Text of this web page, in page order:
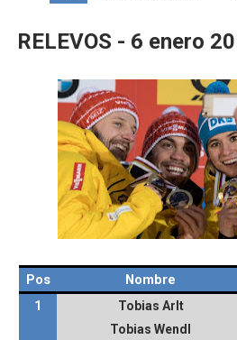
RELEVOS - 6 enero
Pos Nombre
1
Tobias Arlt
Tobias Wendl